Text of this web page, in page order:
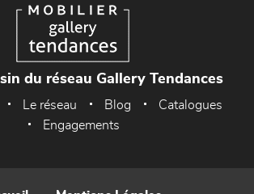
du réseau Gallery Tendances
Le réseau Blog
Catalogues
Engagements